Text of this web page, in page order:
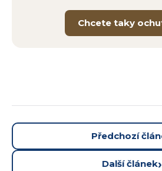
Chcete taky
Předchozí
Další článek